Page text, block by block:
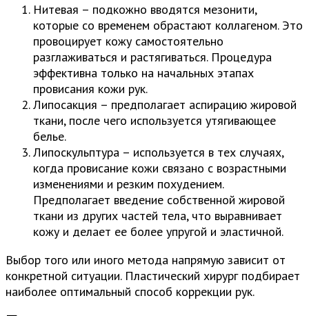
Нитевая – подкожно вводятся мезонити,
которые со временем обрастают коллагеном. Это
провоцирует кожу самостоятельно
разглаживаться и растягиваться. Процедура
эффективна только на начальных этапах
провисания кожи рук.
Липосакция – предполагает аспирацию жировой
ткани, после чего используется утягивающее
белье.
Липоскульптура – используется в тех случаях,
когда провисание кожи связано с возрастными
изменениями и резким похудением.
Предполагает введение собственной жировой
ткани из других частей тела, что выравнивает
кожу и делает ее более упругой и эластичной.
Выбор того или иного метода напрямую зависит от
конкретной ситуации. Пластический хирург подбирает
наиболее оптимальный способ коррекции рук.